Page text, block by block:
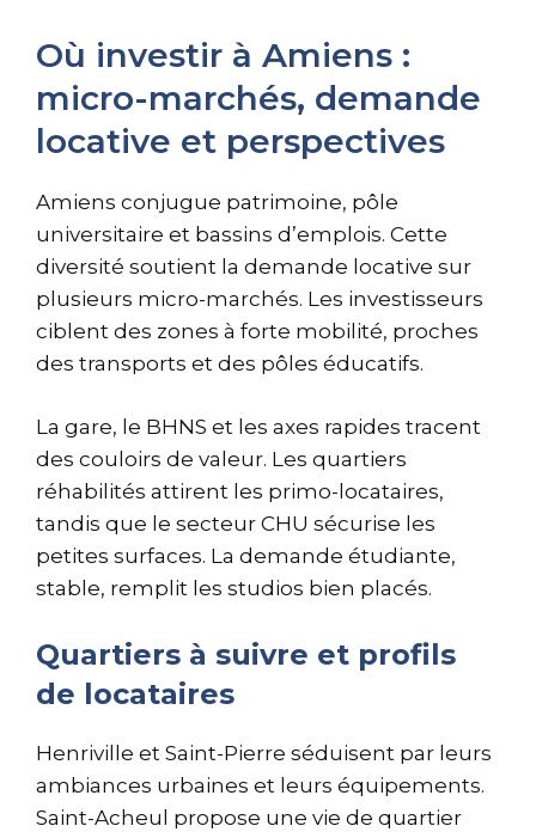
Où investir à Amiens :
micro-marchés, demande
locative et perspectives
Amiens conjugue patrimoine, pôle
universitaire et bassins d’emplois. Cette
diversité soutient la demande locative sur
plusieurs micro-marchés. Les investisseurs
ciblent des zones à forte mobilité, proches
des transports et des pôles éducatifs.
La gare, le BHNS et les axes rapides tracent
des couloirs de valeur. Les quartiers
réhabilités attirent les primo-locataires,
tandis que le secteur CHU sécurise les
petites surfaces. La demande étudiante,
stable, remplit les studios bien placés.
Quartiers à suivre et profils
de locataires
Henriville et Saint-Pierre séduisent par leurs
ambiances urbaines et leurs équipements.
Saint-Acheul propose une vie de quartier